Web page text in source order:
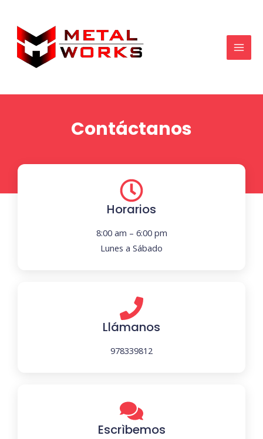
content
Contáctanos
Horarios
8:00 am – 6:00 pm
Lunes a Sábado
Llámanos
978339812
Escrìbemos